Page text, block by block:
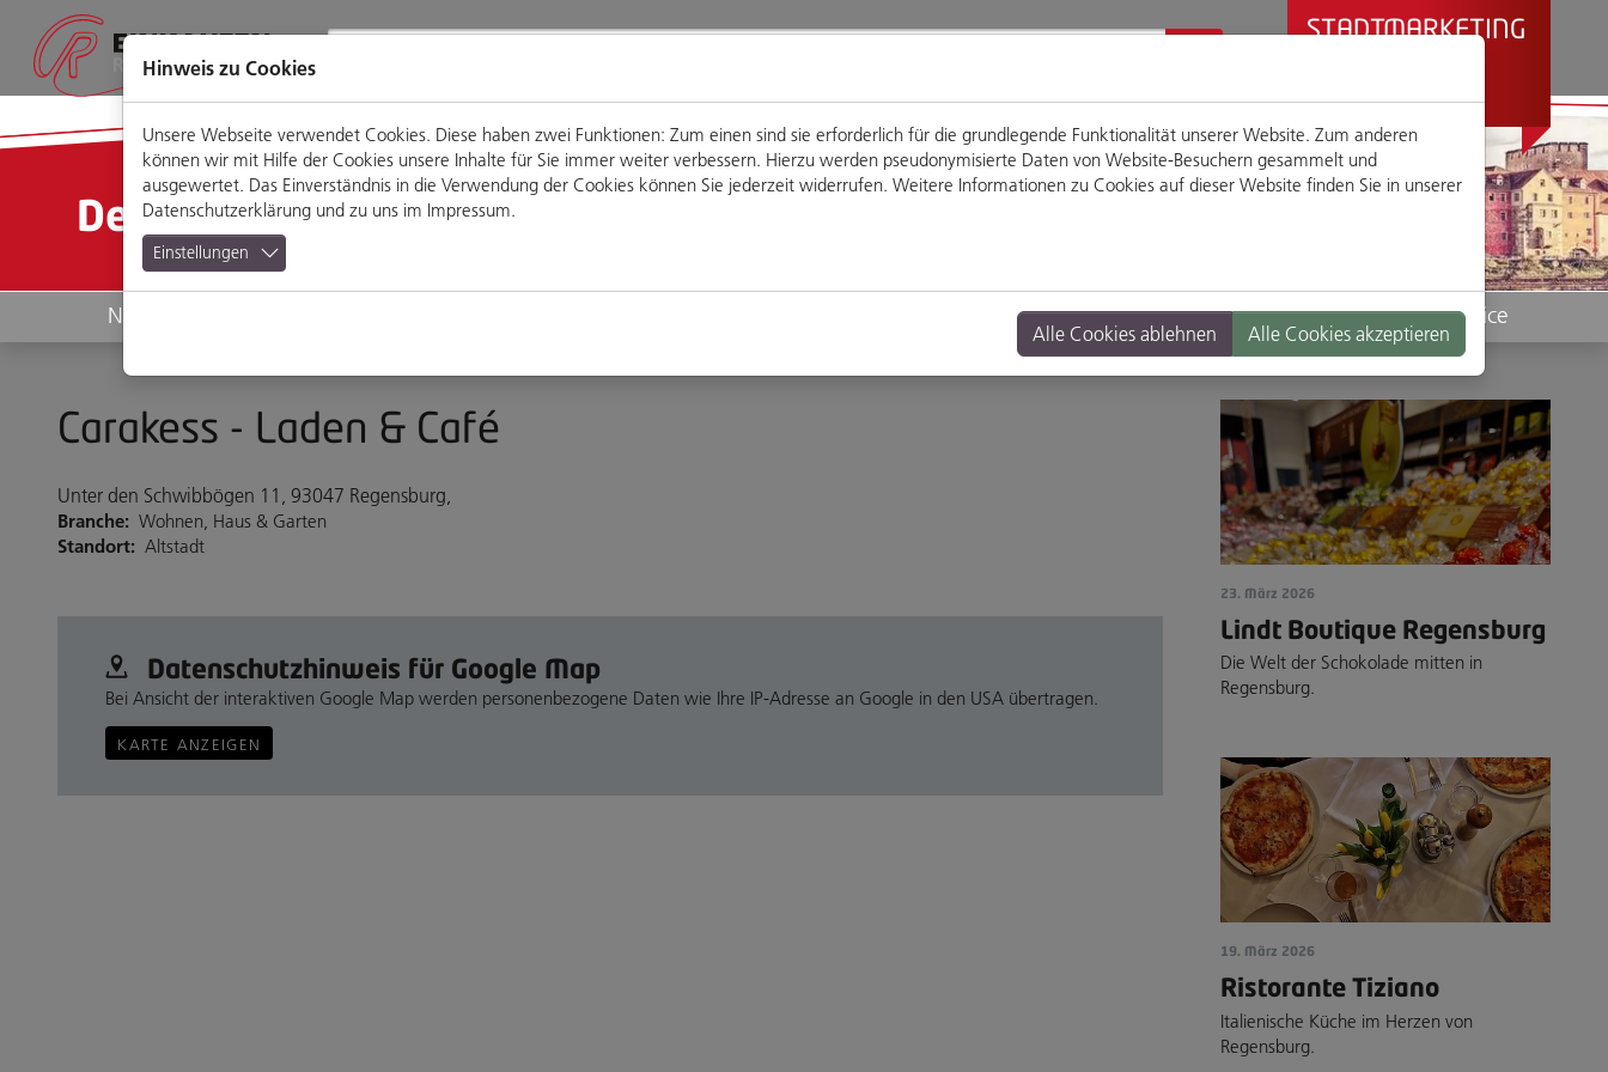
Seiteninhalt
Hauptmenü
Footermenü
Website-
Suche
STADTMARKETING
PRÄSENTIERT
Detailansicht
News Veranstaltungen Standorte Service
Carakess - Laden & Café
Unter den Schwibbögen 11, 93047 Regensburg,
Branche: Wohnen, Haus & Garten
Standort: Altstadt
Datenschutz­hinweis für Google Map
Bei Ansicht der interaktiven Google Map werden personenbezogene Daten wie Ihre IP-Adresse an Google in den USA übertragen.
KARTE ANZEIGEN
23. März 2026
Lindt Boutique Regensburg
Die Welt der Schokolade mitten in
Regensburg.
19. März 2026
Ristorante Tiziano
Italienische Küche im Herzen von
Regensburg.
Hinweis zu Cookies
Unsere Webseite verwendet Cookies. Diese haben zwei Funktionen: Zum einen sind sie erforderlich für die grundlegende Funktionalität unserer Website. Zum anderen
können wir mit Hilfe der Cookies unsere Inhalte für Sie immer weiter verbessern. Hierzu werden pseudonymisierte Daten von Website-Besuchern gesammelt und
ausgewertet. Das Einverständnis in die Verwendung der Cookies können Sie jederzeit widerrufen. Weitere Informationen zu Cookies auf dieser Website finden Sie in unserer
Datenschutzerklärung und zu uns im Impressum.
Einstellungen
Alle Cookies ablehnen Alle Cookies akzeptieren